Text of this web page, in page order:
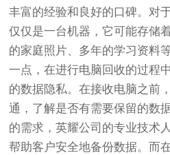
丰富的经验和良好的口碑。对
仅仅是一台机器，它可能存储
的家庭照片、多年的学习资料
一点，在进行电脑回收的过程
的数据隐私。在接收电脑之前
通，了解是否有需要保留的数
的需求，英耀公司的专业技术
帮助客户安全地备份数据。而